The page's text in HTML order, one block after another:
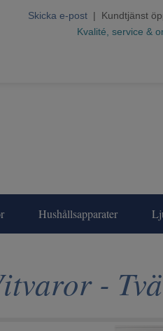
Skicka e-post | Kundtjänst
Kvalité, service &
Hushållsapparater
-